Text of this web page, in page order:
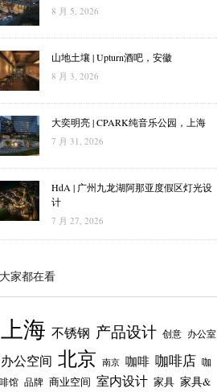
8 月 5, 2026
山地土壤 | Upturn酒吧，安徽
8 月 3, 2026
大奕明亮 | CPARK纯音乐公园，上海
7 月 31, 2026
HdA | 广州九龙湖阿那亚度假区灯光设
计
7 月 27, 2026
家都在看
上海 不锈钢 产品设计 创意 办公室
办公空间 北京 南京 咖啡 咖啡店 咖
馆 品牌 商业空间 室内设计 家具 家具&